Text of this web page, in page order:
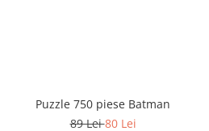
Puzzle 750 piese Batman
89 Lei80 Lei